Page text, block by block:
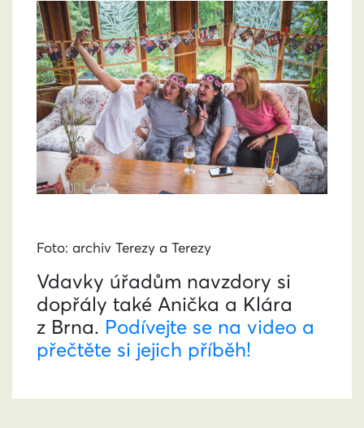
Foto: archiv Terezy a Terezy
Vdavky úřadům navzdory si
dopřály také Anička a Klára
z Brna. Podívejte se na video a
přečtěte si jejich příběh!